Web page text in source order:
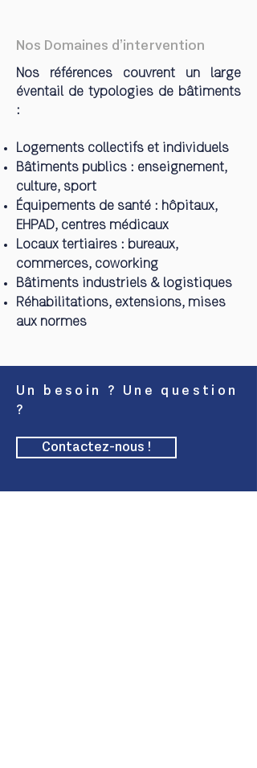
Nos Domaines d’intervention
Nos références couvrent un large
éventail de typologies de bâtiments
:
Logements collectifs et individuels
Bâtiments publics : enseignement,
culture, sport
Équipements de santé : hôpitaux,
EHPAD, centres médicaux
Locaux tertiaires : bureaux,
commerces, coworking
Bâtiments industriels & logistiques
Réhabilitations, extensions, mises
aux normes
Un besoin ? Une question
?
Contactez-nous !